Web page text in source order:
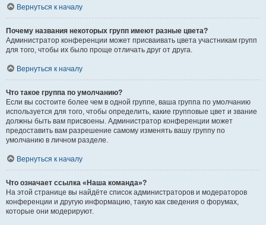
Вернуться к началу
Почему названия некоторых групп имеют разные цвета?
Администратор конференции может присваивать цвета участникам групп
для того, чтобы их было проще отличать друг от друга.
Вернуться к началу
Что такое группа по умолчанию?
Если вы состоите более чем в одной группе, ваша группа по умолчанию
используется для того, чтобы определить, какие групповые цвет и звание
должны быть вам присвоены. Администратор конференции может
предоставить вам разрешение самому изменять вашу группу по
умолчанию в личном разделе.
Вернуться к началу
Что означает ссылка «Наша команда»?
На этой странице вы найдёте список администраторов и модераторов
конференции и другую информацию, такую как сведения о форумах,
которые они модерируют.